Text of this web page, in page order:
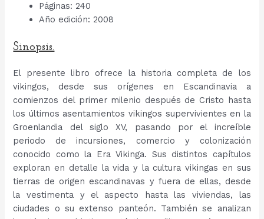
Páginas: 240
Año edición: 2008
Sinopsis.
El presente libro ofrece la historia completa de los
vikingos, desde sus orígenes en Escandinavia a
comienzos del primer milenio después de Cristo hasta
los últimos asentamientos vikingos supervivientes en la
Groenlandia del siglo XV, pasando por el increíble
periodo de incursiones, comercio y colonización
conocido como la Era Vikinga. Sus distintos capítulos
exploran en detalle la vida y la cultura vikingas en sus
tierras de origen escandinavas y fuera de ellas, desde
la vestimenta y el aspecto hasta las viviendas, las
ciudades o su extenso panteón. También se analizan